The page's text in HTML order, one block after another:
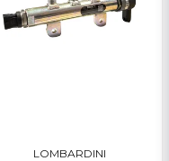
LOMBARDINI